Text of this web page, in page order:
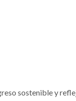
sostenible y